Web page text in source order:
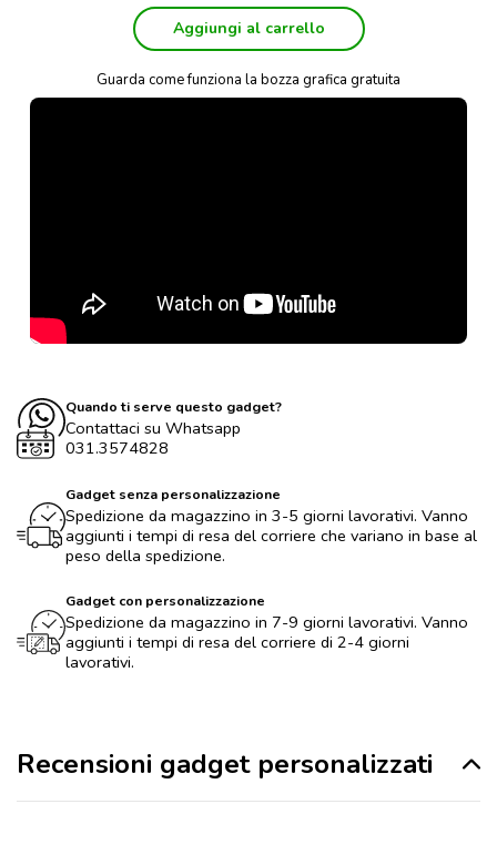
Aggiungi al carrello
Guarda come funziona la bozza grafica gratuita
Quando ti serve questo gadget?
Contattaci su Whatsapp
031.3574828
Gadget senza personalizzazione
Spedizione da magazzino in 3-5 giorni lavorativi. Vanno
aggiunti i tempi di resa del corriere che variano in base al
peso della spedizione.
Gadget con personalizzazione
Spedizione da magazzino in 7-9 giorni lavorativi. Vanno
aggiunti i tempi di resa del corriere di 2-4 giorni
lavorativi.
Recensioni gadget personalizzati